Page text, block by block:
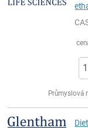
Průmyslová